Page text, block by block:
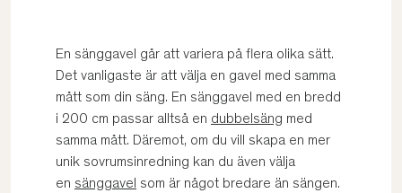
En sänggavel går att variera på flera olika sätt.
Det vanligaste är att välja en gavel med samma
mått som din säng. En sänggavel med en bredd
i 200 cm passar alltså en dubbelsäng med
samma mått. Däremot, om du vill skapa en mer
unik sovrumsinredning kan du även välja
en sänggavel som är något bredare än sängen.